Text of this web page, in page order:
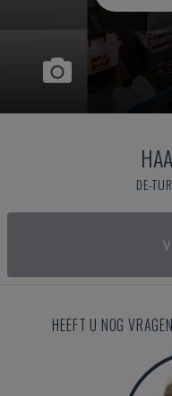
DE-
HEEFT U NOG